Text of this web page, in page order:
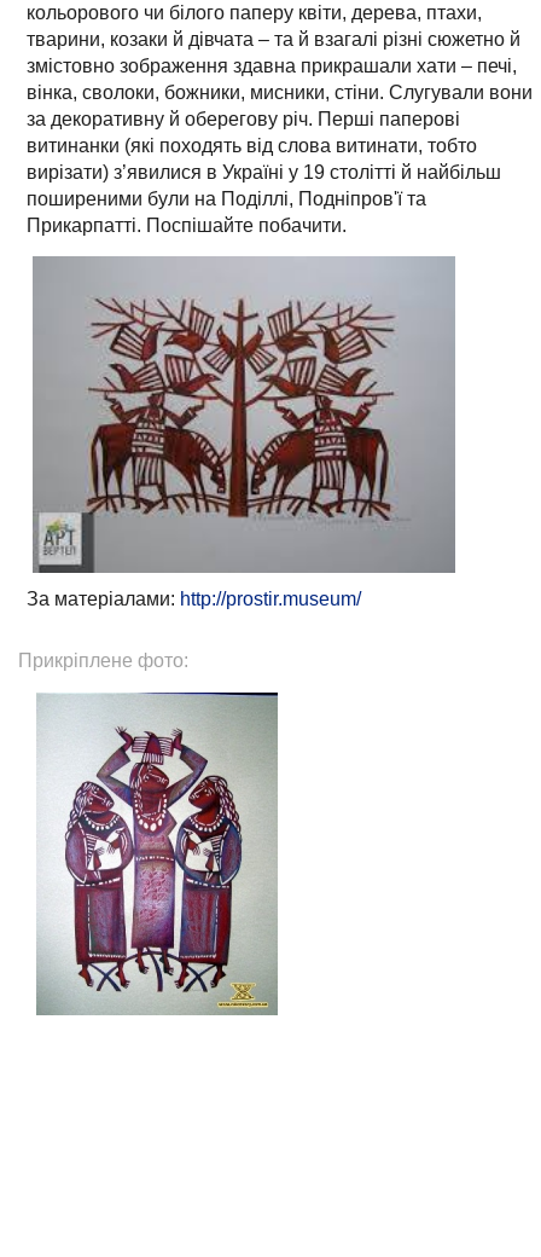
кольорового чи білого паперу квіти, дерева, птахи,
тварини, козаки й дівчата – та й взагалі різні сюжетно й
змістовно зображення здавна прикрашали хати – печі,
вінка, сволоки, божники, мисники, стіни. Слугували вони
за декоративну й оберегову річ. Перші паперові
витинанки (які походять від слова витинати, тобто
вирізати) з’явилися в Україні у 19 столітті й найбільш
поширеними були на Поділлі, Подніпров'ї та
Прикарпатті. Поспішайте побачити.
За матеріалами: http://prostir.museum/
Прикріплене фото: